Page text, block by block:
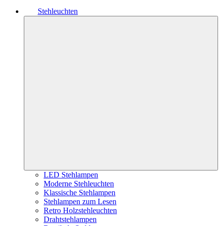
Stehleuchten
LED Stehlampen
Moderne Stehleuchten
Klassische Stehlampen
Stehlampen zum Lesen
Retro Holzstehleuchten
Drahtstehlampen